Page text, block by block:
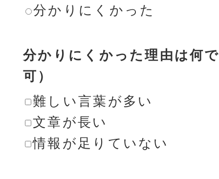
分かりにくかった
分かりにくかった理由は何
可）
難しい言葉が多い
文章が長い
情報が足りていない